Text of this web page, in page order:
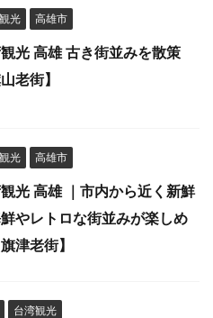
光 高雄市
光 高雄 古き街並みを散策
山老街】
光 高雄市
光 高雄 ｜市内から近く新鮮
やレトロな街並みが楽しめ
津老街】
台湾観光